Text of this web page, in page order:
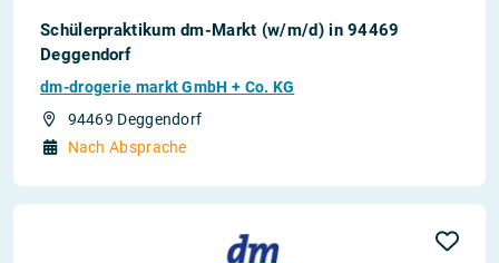
Schülerpraktikum dm-Markt (w/m/d) in 94469
Deggendorf
dm-drogerie markt GmbH + Co. KG
94469 Deggendorf
Nach Absprache